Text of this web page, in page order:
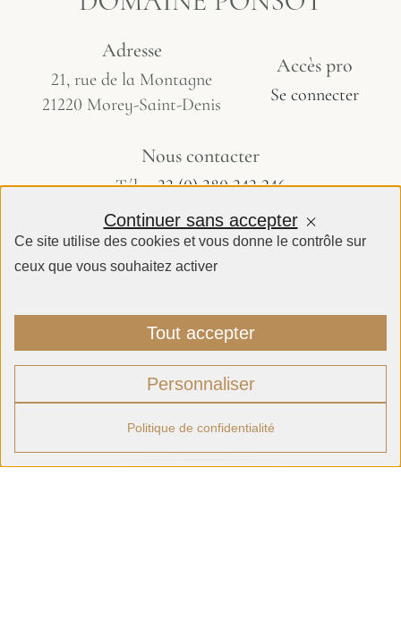
Adresse
21, rue de la Montagne
21220 Morey-Saint-Denis
Accès pro
Se connecter
Nous contacter
Tél :+33 (0) 380 343 246
info@domaine-ponsot.com
Copyright © DOMAINE PONSOT ® 2024, Tous
Mentions légales
BWA : création site Internet Dijon
©Airvue
Ce site utilise des cookies et vous donne le contrôle sur
ceux que vous souhaitez activer
Tout accepter
Continuer sans accepter
Personnaliser
Politique de confidentialité